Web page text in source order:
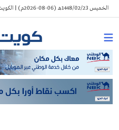
Skip
to
الخميس 1448/02/23هـ (06-08-2026م) | الكويت